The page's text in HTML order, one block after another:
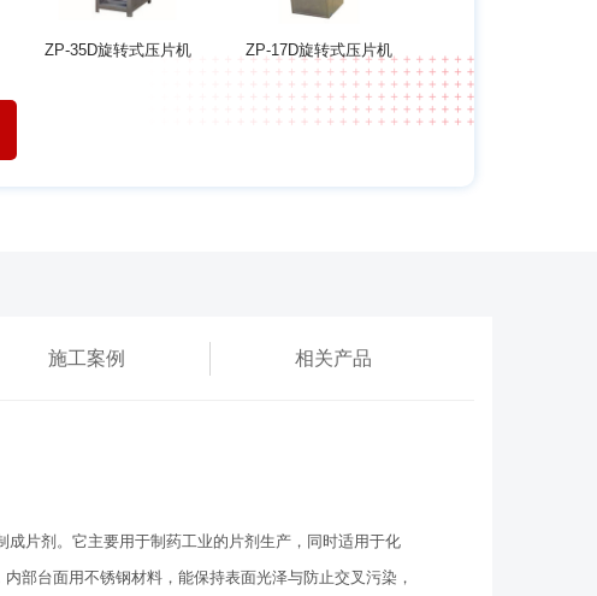
ZP-35D旋转式压片机 ZP-17D旋转式压片机
施工案例 相关产品
片剂。它主要用于制药工业的片剂生产，同时适用于化
部台面用不锈钢材料，能保持表面光泽与防止交叉污染，